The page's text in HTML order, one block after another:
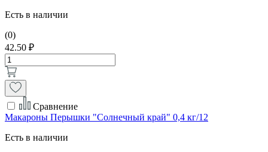
Есть в наличии
(0)
42.50 ₽
Сравнение
Макароны Перышки "Солнечный край" 0,4 кг/12
Есть в наличии